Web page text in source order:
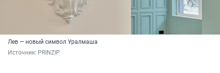
Лев — новый символ Уралмаша
Источник: PRINZIP